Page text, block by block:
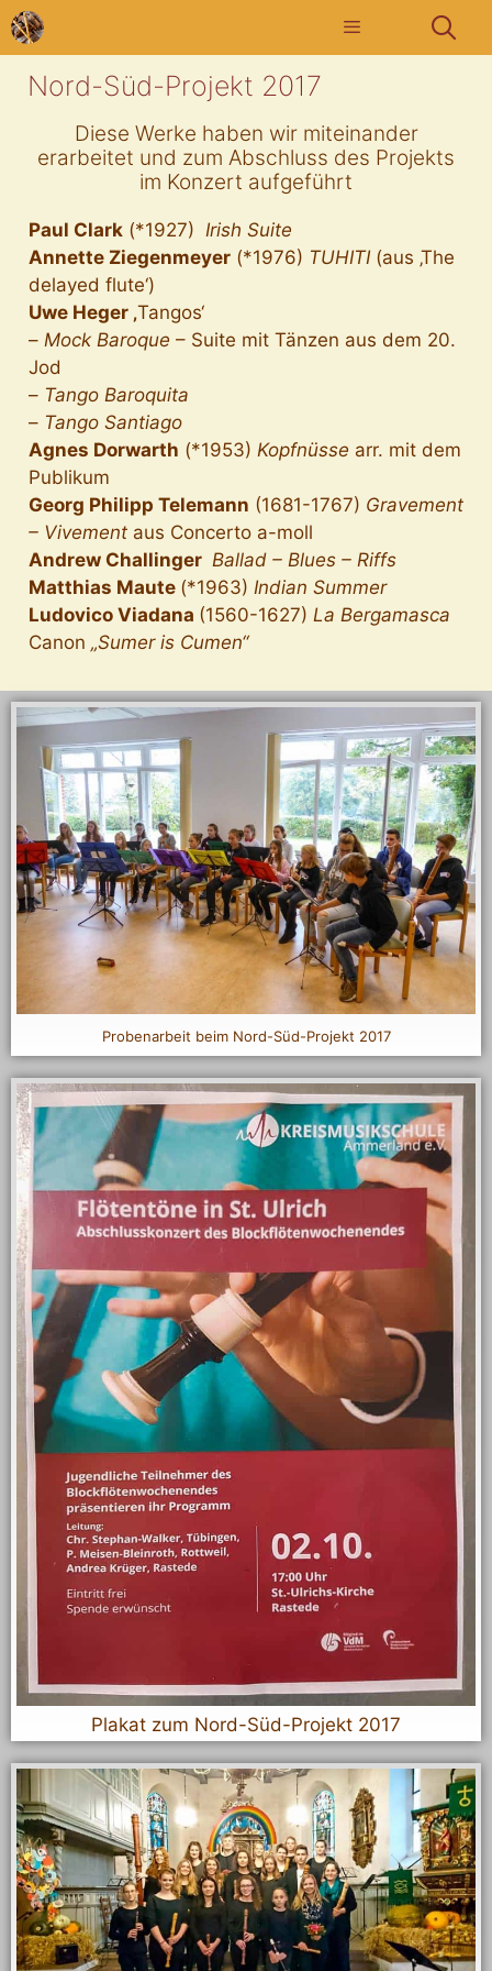
Nord-Süd-Projekt 2017
Diese Werke haben wir miteinander
erarbeitet und zum Abschluss des Projekts
im Konzert aufgeführt
Paul Clark (*1927) Irish Suite
Annette Ziegenmeyer (*1976) TUHITI(aus ‚The
delayed flute‘)
Uwe Heger ‚Tangos‘
– Mock Baroque – Suite mit Tänzen aus dem 20.
Jod
– Tango Baroquita
– Tango Santiago
Agnes Dorwarth (*1953) Kopfnüsse arr. mit dem
Publikum
Georg Philipp Telemann (1681-1767) Gravement
– Vivement aus Concerto a-moll
Andrew Challinger Ballad – Blues – Riffs
Matthias Maute (*1963) Indian Summer
Ludovico Viadana (1560-1627) La Bergamasca
Canon „Sumer is Cumen“
Probenarbeit beim Nord-Süd-Projekt 2017
Plakat zum Nord-Süd-Projekt 2017